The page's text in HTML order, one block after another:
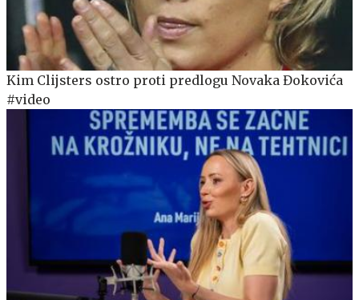
Kim Clijsters ostro proti predlogu Novaka Đokovića
#video